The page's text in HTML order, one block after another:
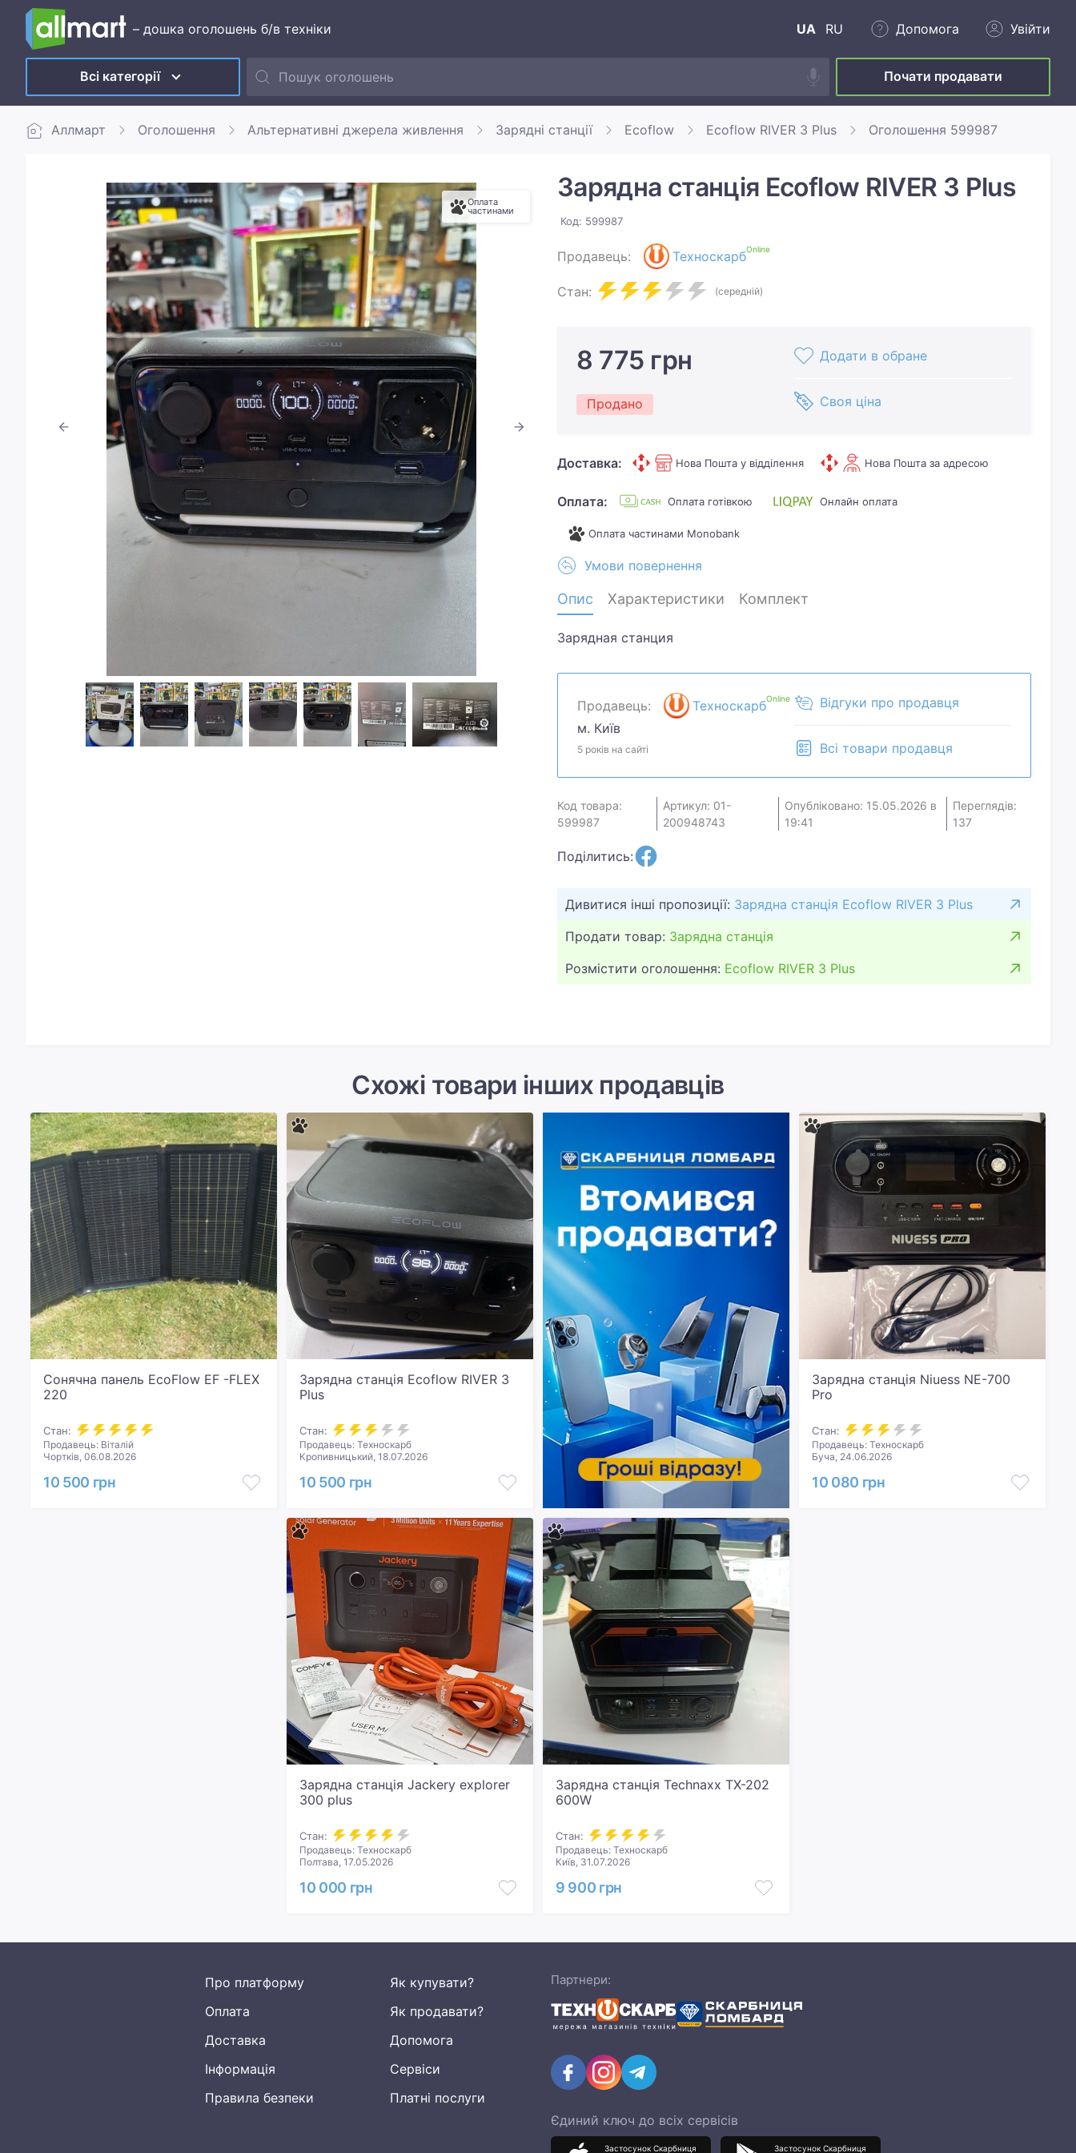
– дошка оголошень б/в техніки UA RU Допомога Увійти
Всі категорії Почати продавати
Аллмарт Оголошення Альтернативні джерела живлення Зарядні станції Ecoflow Ecoflow RIVER 3 Plus Оголошення 599987
Оплата
частинами
Зарядна станція Ecoflow RIVER 3 Plus
Код: 599987
Продавець: ТехноскарбOnline
Стан: (середній)
8 775 грн
Продано
Додати в обране
Своя ціна
Доставка: Нова Пошта у відділення Нова Пошта за адресою
Оплата: Оплата готівкою Онлайн оплата
Оплата частинами Monobank
Умови повернення
Опис Характеристики Комплект
Зарядная станция
Продавець: ТехноскарбOnline
м. Київ
5 років на сайті
Відгуки про продавця
Всі товари продавця
Код товара:
599987
Артикул: 01-
200948743
Опубліковано: 15.05.2026 в
19:41
Переглядів:
137
Поділитись:
Дивитися інші пропозиції: Зарядна станція Ecoflow RIVER 3 Plus
Продати товар: Зарядна станція
Розмістити оголошення: Ecoflow RIVER 3 Plus
Схожі товари інших продавців
Сонячна панель EcoFlow EF -FLEX
220
Стан:
Продавець: Віталій
Чортків, 06.08.2026
10 500 грн
Зарядна станція Ecoflow RIVER 3
Plus
Стан:
Продавець: Техноскарб
Кропивницький, 18.07.2026
10 500 грн
Зарядна станція Niuess NE-700
Pro
Стан:
Продавець: Техноскарб
Буча, 24.06.2026
10 080 грн
Зарядна станція Jackery explorer
300 plus
Стан:
Продавець: Техноскарб
Полтава, 17.05.2026
10 000 грн
Зарядна станція Technaxx TX-202
600W
Стан:
Продавець: Техноскарб
Київ, 31.07.2026
9 900 грн
Про платформу
Оплата
Доставка
Інформація
Правила безпеки
Як купувати?
Як продавати?
Допомога
Сервіси
Платні послуги
Партнери:
Єдиний ключ до всіх сервісів
Застосунок Скарбниця Застосунок Скарбниця